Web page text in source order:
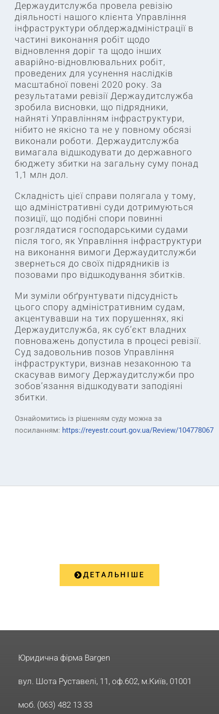
Держаудитслужба провела ревізію
діяльності нашого клієнта Управління
інфраструктури облдержадміністрації в
частині виконання робіт щодо
відновлення доріг та щодо інших
аварійно-відновлювальних робіт,
проведених для усунення наслідків
масштабної повені 2020 року. За
результатами ревізії Держаудитслужба
зробила висновки, що підрядники,
найняті Управлінням інфраструктури,
нібито не якісно та не у повному обсязі
виконали роботи. Держаудитслужба
вимагала відшкодувати до державного
бюджету збитки на загальну суму понад
1,1 млн дол.
Складність цієї справи полягала у тому,
що адміністративні суди дотримуються
позиції, що подібні спори повинні
розглядатися господарськими судами
після того, як Управління інфраструктури
на виконання вимоги Держаудитслужби
звернеться до своїх підрядників із
позовами про відшкодування збитків.
Ми зуміли обґрунтувати підсудність
цього спору адміністративним судам,
акцентувавши на тих порушеннях, які
Держаудитслужба, як суб’єкт владних
повноважень допустила в процесі ревізії.
Суд задовольнив позов Управління
інфраструктури, визнав незаконною та
скасував вимогу Держаудитслужби про
зобов’язання відшкодувати заподіяні
збитки.
Ознайомитись із рішенням суду можна за
посиланням: https://reyestr.court.gov.ua/Review/104778067
ДЕТАЛЬНІШЕ
Юридична фірма Bargen
вул. Шота Руставелі, 11, оф.602, м.Київ, 01001
моб. (063) 482 13 33